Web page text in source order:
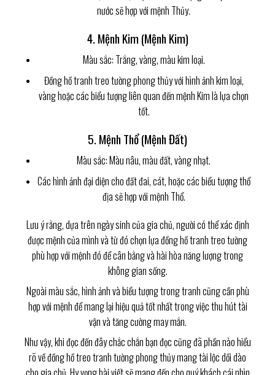
nước sẽ hợp với mệnh Thủy.
4. Mệnh Kim (Mệnh Kim)
Màu sắc: Trắng, vàng, màu kim loại.
Đồng hồ tranh treo tường phong thủy với hình ảnh kim loại,
vàng hoặc các biểu tượng liên quan đến mệnh Kim là lựa chọn
tốt.
5. Mệnh Thổ (Mệnh Đất)
Màu sắc: Màu nâu, màu đất, vàng nhạt.
Các hình ảnh đại diện cho đất đai, cát, hoặc các biểu tượng thổ
địa sẽ hợp với mệnh Thổ.
Lưu ý rằng, dựa trên ngày sinh của gia chủ, người có thể xác định
được mệnh của mình và từ đó chọn lựa đồng hồ tranh treo tường
phù hợp với mệnh đó để cân bằng và hài hòa năng lượng trong
không gian sống.
Ngoài màu sắc, hình ảnh và biểu tượng trong tranh cũng cần phù
hợp với mệnh để mang lại hiệu quả tốt nhất trong việc thu hút tài
vận và tăng cường may mắn.
Như vậy, khi đọc đến đây chắc chắn bạn đọc cũng đã phần nào hiểu
rõ về đồng hồ treo tranh tường phong thủy mang tài lộc dồi dào